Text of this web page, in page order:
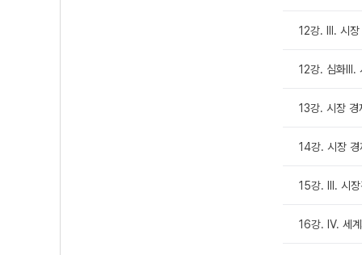
12강. Ⅲ. 시
12강. 심화III.
13강. 시장
14강. 시장
15강. III. 시
16강. Ⅳ. 세계